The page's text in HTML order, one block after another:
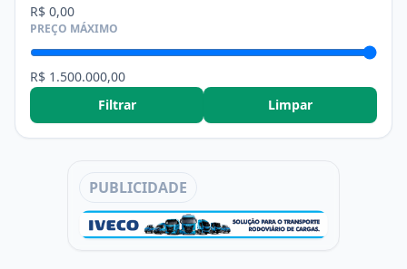
R$ 0,00
PREÇO MÁXIMO
R$ 1.500.000,00
Filtrar
Limpar
PUBLICIDADE